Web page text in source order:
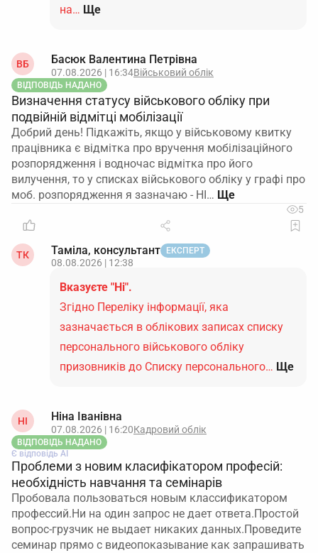
на… Ще
ВБ Басюк Валентина Петрівна
07.08.2026 | 16:34Військовий облік
ВІДПОВІДЬ НАДАНО
Визначення статусу військового обліку при
подвійній відмітці мобілізації
Добрий день! Підкажіть, якщо у військовому квитку
працівника є відмітка про вручення мобілізаційного
розпорядження і водночас відмітка про його
вилучення, то у списках військового обліку у графі про
моб. розпорядження я зазначаю - НІ…
5
ТК Таміла, консультант ЕКСПЕРТ
08.08.2026 | 12:38
Вказуєте "Ні".
Згідно Переліку інформації, яка
зазначається в облікових записах списку
персонального військового обліку
призовників до Списку персонального… Ще
НІ Ніна Іванівна
07.08.2026 | 16:20Кадровий облік
ВІДПОВІДЬ НАДАНО
Є відповідь АІ
Проблеми з новим класифікатором професій:
необхідність навчання та семінарів
Пробовала пользоваться новым классификатором
профессий.Ни на один запрос не дает ответа.Простой
вопрос-грузчик не выдает никаких данных.Проведите
семинар прямо с видеопоказывание как запрашивать